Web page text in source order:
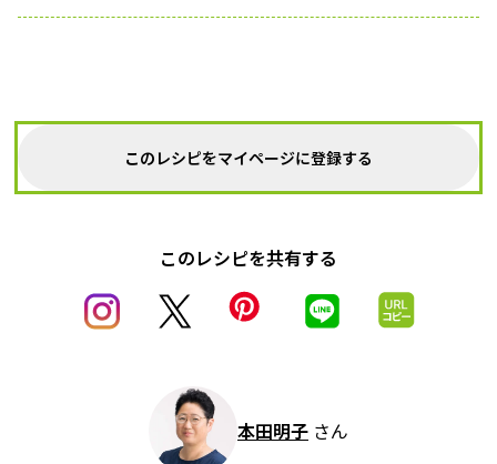
このレシピをマイページに登録する
このレシピを共有する
本田明子 さん